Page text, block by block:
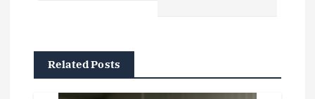
ó
Related Posts